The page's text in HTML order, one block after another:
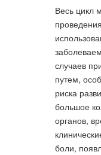
Весь цикл
случаев
путем,
риска
большое
органов,
боли,